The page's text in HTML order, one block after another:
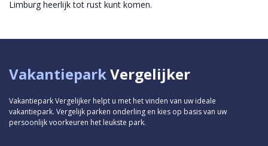
Limburg heerlijk tot rust kunt komen.
VakantieparkVergelijker
Vakantiepark Vergelijker helpt u met het vinden van uw ideale
vakantiepark. Vergelijk parken onderling en kies op basis van uw
persoonlijk voorkeuren het leukste park.